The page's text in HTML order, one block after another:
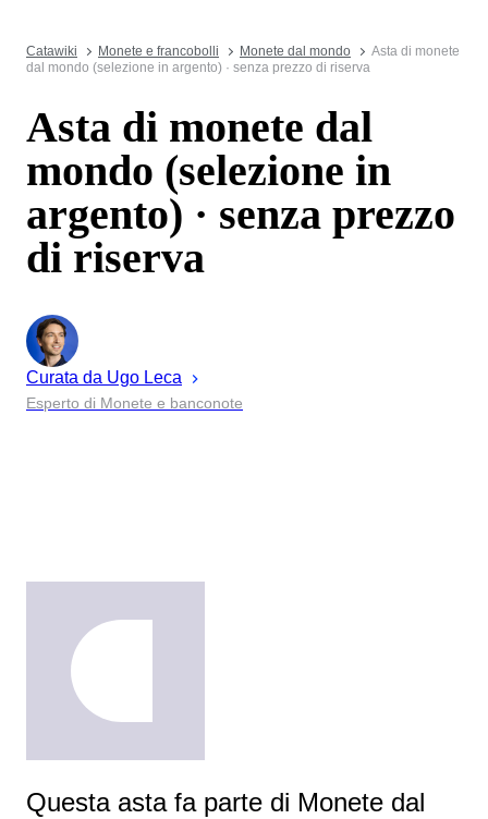
Catawiki Monete e francobolli Monete dal mondo
Asta di monete
dal mondo (selezione in argento) · senza prezzo di riserva
Asta di monete dal
mondo (selezione in
argento) · senza prezzo
di riserva
Curata da Ugo Leca
Esperto di Monete e banconote
Questa asta fa parte di Monete dal